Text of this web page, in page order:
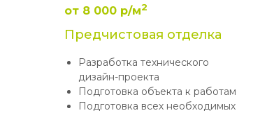
от 8 000 р/м2
Предчистовая отделка
Разработка технического
дизайн-проекта
Подготовка объекта к работам
Подготовка всех необходимых